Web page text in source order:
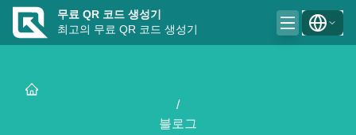
무료 QR 코드 생성기
최고의 무료 QR 코드 생성기
/
블로그